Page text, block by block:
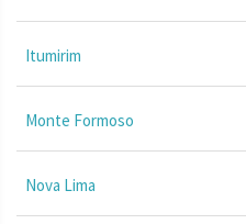
Itumirim
Monte Formoso
Nova Lima